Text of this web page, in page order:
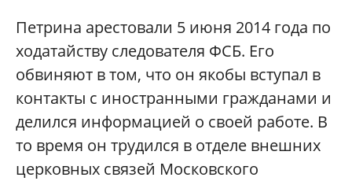
Петрина арестовали 5 июня 2014 года по
ходатайству следователя ФСБ. Его
обвиняют в том, что он якобы вступал в
контакты с иностранными гражданами и
делился информацией о своей работе. В
то время он трудился в отделе внешних
церковных связей Московского